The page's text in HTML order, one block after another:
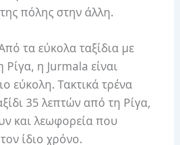
πόλης στην άλλη.
τα εύκολα ταξίδια με
η Jurmala είναι
εύκολη.Τακτικά τρένα
35 λεπτών από τη Ρίγα,
και λεωφορεία που
ίδιο χρόνο.